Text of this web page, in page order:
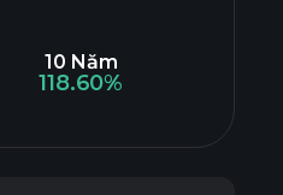
10 Năm
118.60%